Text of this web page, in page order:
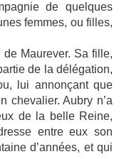
de quelques
femmes, ou filles,
Maurever. Sa fille,
de la délégation,
lui annonçant que
chevalier. Aubry n’a
de la belle Reine,
entre eux son
d’années, et qui